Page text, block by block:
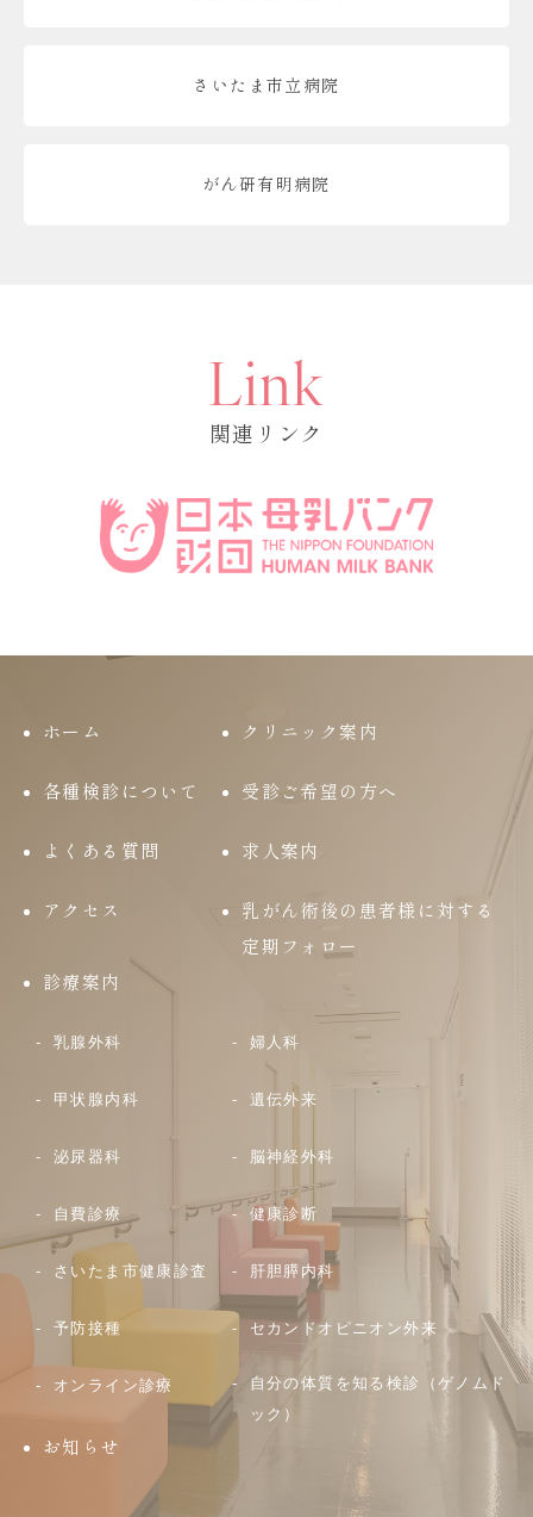
さいたま市立病院
がん研有明病院
Link
関連リンク
ホーム クリニック案内
各種検診について 受診ご希望の方へ
よくある質問 求人案内
アクセス
乳がん術後の患者様に対する
定期フォロー
診療案内
乳腺外科 婦人科
甲状腺内科 遺伝外来
泌尿器科 脳神経外科
自費診療 健康診断
さいたま市健康診査 肝胆膵内科
予防接種 セカンドオピニオン外来
オンライン診療
自分の体質を知る検診（ゲノムド
ック）
お知らせ